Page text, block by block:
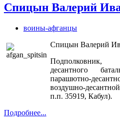
Спицын Валерий
воины-афганцы
Спицын Валерий
Подполковник,
десантного
парашютно-
воздушно-
п.п. 35919, Кабул).
Подробнее...